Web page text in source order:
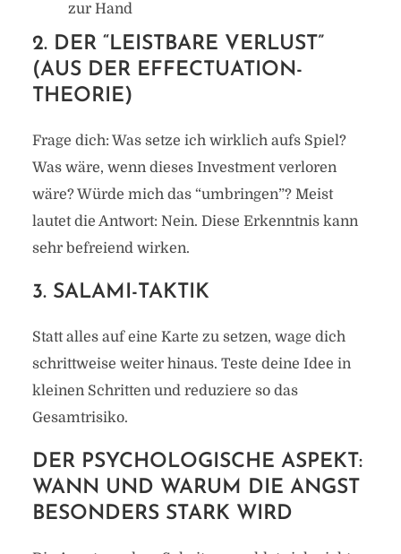
zur Hand
2. DER “LEISTBARE VERLUST”
(AUS DER EFFECTUATION-
THEORIE)
Frage dich: Was setze ich wirklich aufs Spiel?
Was wäre, wenn dieses Investment verloren
wäre? Würde mich das “umbringen”? Meist
lautet die Antwort: Nein. Diese Erkenntnis kann
sehr befreiend wirken.
3. SALAMI-TAKTIK
Statt alles auf eine Karte zu setzen, wage dich
schrittweise weiter hinaus. Teste deine Idee in
kleinen Schritten und reduziere so das
Gesamtrisiko.
DER PSYCHOLOGISCHE ASPEKT:
WANN UND WARUM DIE ANGST
BESONDERS STARK WIRD